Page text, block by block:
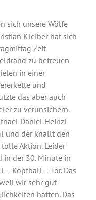
sich unsere Wölfe
Kleiber hat sich
Zeit
zu betreuen
in einer
und
das aber auch
zu verunsichern.
Daniel Heinzl
und der knallt den
Aktion. Leider
in der 30. Minute in
– Kopfball – Tor. Das
wir sehr gut
hatten. Das